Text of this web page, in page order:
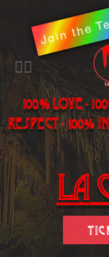
Join the
​🏳️‍🌈
100% LOVE -
Respect -
LA